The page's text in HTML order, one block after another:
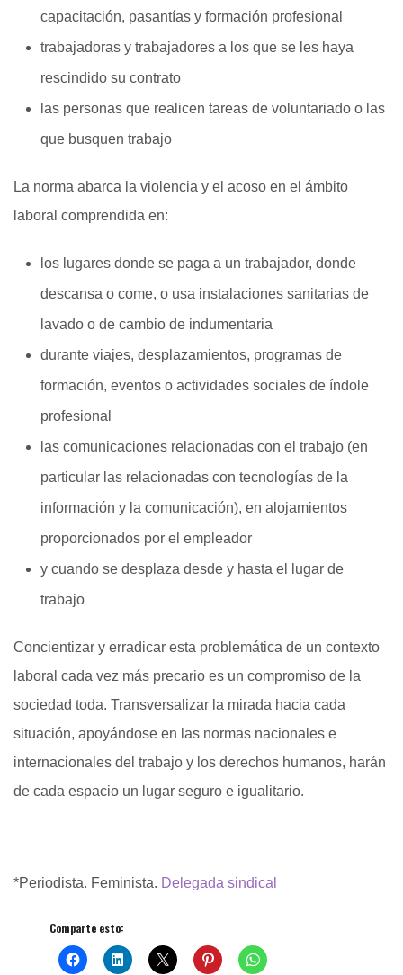
capacitación, pasantías y formación profesional
trabajadoras y trabajadores a los que se les haya
rescindido su contrato
las personas que realicen tareas de voluntariado o las
que busquen trabajo
La norma abarca la violencia y el acoso en el ámbito
laboral comprendida en:
los lugares donde se paga a un trabajador, donde
descansa o come, o usa instalaciones sanitarias de
lavado o de cambio de indumentaria
durante viajes, desplazamientos, programas de
formación, eventos o actividades sociales de índole
profesional
las comunicaciones relacionadas con el trabajo (en
particular las relacionadas con tecnologías de la
información y la comunicación), en alojamientos
proporcionados por el empleador
y cuando se desplaza desde y hasta el lugar de
trabajo
Concientizar y erradicar esta problemática de un contexto
laboral cada vez más precario es un compromiso de la
sociedad toda. Transversalizar la mirada hacia cada
situación, apoyándose en las normas nacionales e
internacionales del trabajo y los derechos humanos, harán
de cada espacio un lugar seguro e igualitario.
*Periodista. Feminista. Delegada sindical
Comparte esto: